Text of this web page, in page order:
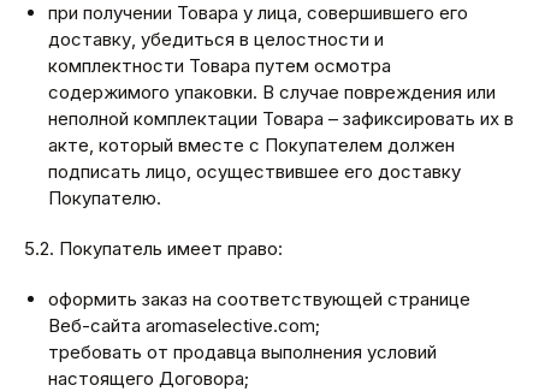
при получении Товара у лица, совершившего его
доставку, убедиться в целостности и
комплектности Товара путем осмотра
содержимого упаковки. В случае повреждения или
неполной комплектации Товара – зафиксировать их в
акте, который вместе с Покупателем должен
подписать лицо, осуществившее его доставку
Покупателю.
5.2. Покупатель имеет право:
оформить заказ на соответствующей странице
Веб-сайта aromaselective.com;
требовать от продавца выполнения условий
настоящего Договора;